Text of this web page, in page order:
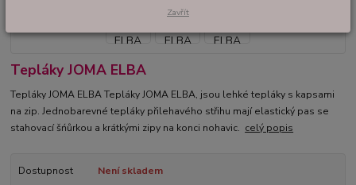
Tepláky JOMA ELBA
Tepláky JOMA ELBA Tepláky JOMA ELBA, jsou lehké tepláky s kapsami
na zip. Jednobarevné tepláky přilehavého střihu mají elastický pas se
stahovací šńůrkou a krátkými zipy na konci nohavic. celý popis
Dostupnost
Není skladem
Zavřít